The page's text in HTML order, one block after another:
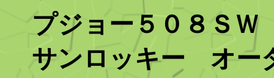
プジョー５０８Ｓ
サンロッキー オー